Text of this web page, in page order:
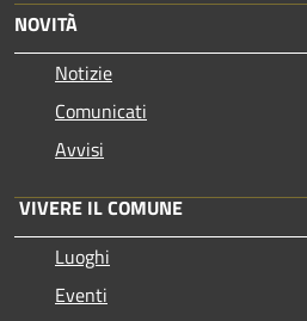
NOVITÀ
Notizie
Comunicati
Avvisi
VIVERE IL COMUNE
Luoghi
Eventi